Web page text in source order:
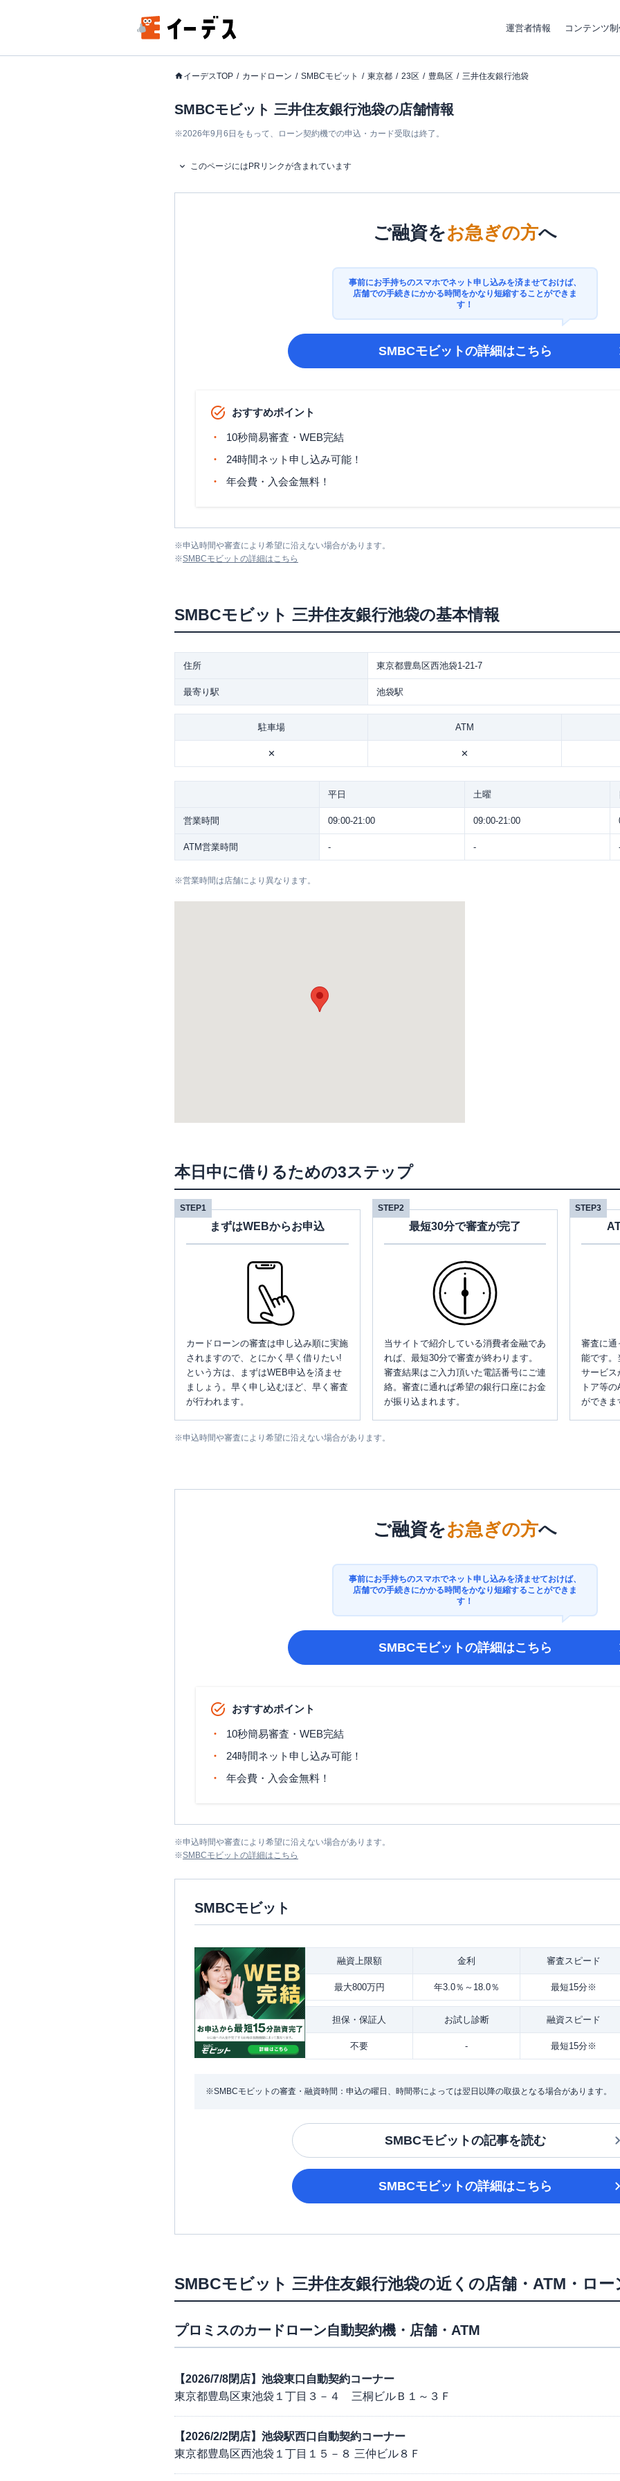
運営者情報 コンテンツ
イーデスTOP カードローン SMBCモビット 東京都 23区 豊島区 三井住友銀行池袋
SMBCモビット 三井住友銀行池袋の店舗情報
※2026年9月6日をもって、ローン契約機での申込・カード受取は終了。
このページにはPRリンクが含まれています
ご融資をお急ぎの方へ
事前にお手持ちのスマホでネット申し込みを済ませておけば、
店舗での手続きにかかる時間をかなり短縮することができま
す！
SMBCモビットの詳細はこちら
おすすめポイント
10秒簡易審査・WEB完結
24時間ネット申し込み可能！
年会費・入会金無料！
※申込時間や審査により希望に沿えない場合があります。
※SMBCモビット の詳細はこちら
SMBCモビット 三井住友銀行池袋の基本情報
住所 東京都豊島区西池袋1-21-7
最寄り駅 池袋駅
駐車場 ATM
✕ ✕
平日 土曜
営業時間 09:00-21:00 09:00-21:00
ATM営業時間 - -
※営業時間は店舗により異なります。
本日中に借りるための3ステップ
STEP1
まずはWEBからお申込
カードローンの審査は申し込み順に実施
されますので、とにかく早く借りたい!
という方は、まずはWEB申込を済ませ
ましょう。早く申し込むほど、早く審査
が行われます。
STEP2
最短30分で審査が完了
当サイトで紹介している消費者金融であ
れば、最短30分で審査が終わります。
審査結果はご入力頂いた電話番号にご連
絡。審査に通れば希望の銀行口座にお金
が振り込まれます。
STEP3
審査に通
能です。
サービス
トア等
ができま
※申込時間や審査により希望に沿えない場合があります。
ご融資をお急ぎの方へ
事前にお手持ちのスマホでネット申し込みを済ませておけば、
店舗での手続きにかかる時間をかなり短縮することができま
す！
SMBCモビットの詳細はこちら
おすすめポイント
10秒簡易審査・WEB完結
24時間ネット申し込み可能！
年会費・入会金無料！
※申込時間や審査により希望に沿えない場合があります。
※SMBCモビット の詳細はこちら
SMBCモビット
融資上限額 金利 審査スピード
最大800万円 年3.0％～18.0％ 最短15分※
担保・ 保証人 お試し診断 融資スピード
不要 - 最短15分※
※SMBCモビットの審査・融資時間：申込の曜日、時間帯によっては翌日以降の取扱となる場合があります。
SMBCモビットの記事を読む
SMBCモビットの詳細はこちら
SMBCモビット 三井住友銀行池袋の近くの店舗・ATM・ロ
プロミスのカードローン自動契約機・店舗・ATM
【2026/7/8閉店】池袋東口自動契約コーナー
東京都豊島区東池袋１丁目３－４ 三桐ビルＢ１～３Ｆ
【2026/2/2閉店】池袋駅西口自動契約コーナー
東京都豊島区西池袋１丁目１５－８ 三仲ビル８Ｆ